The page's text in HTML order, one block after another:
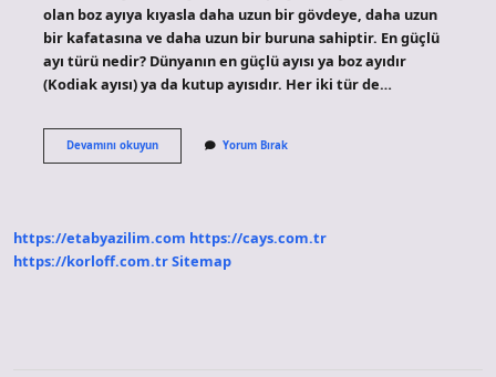
olan boz ayıya kıyasla daha uzun bir gövdeye, daha uzun
bir kafatasına ve daha uzun bir buruna sahiptir. En güçlü
ayı türü nedir? Dünyanın en güçlü ayısı ya boz ayıdır
(Kodiak ayısı) ya da kutup ayısıdır. Her iki tür de…
Devamını okuyunEn
Büyük
Yorum Bırak
https://etabyazilim.com https://cays.com.tr
https://korloff.com.trSitemap